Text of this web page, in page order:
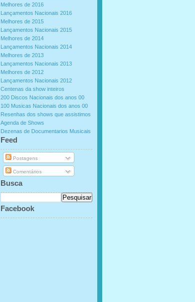
Melhores de 2016
Lançamentos Nacionais 2016
Melhores de 2015
Lançamentos Nacionais 2015
Melhores de 2014
Lançamentos Nacionais 2014
Melhores de 2013
Lançamentos Nacionais 2013
Melhores de 2012
Lançamentos Nacionais 2012
Centenas da show inteiros
200 Discos Nacionais dos anos 00
100 Musicas Nacionais dos anos 00
Resenhas dos shows que assistimos
Agenda de Shows
Dezenas de Documentarios Musicais
Feed
Postagens
Comentários
Busca
Facebook